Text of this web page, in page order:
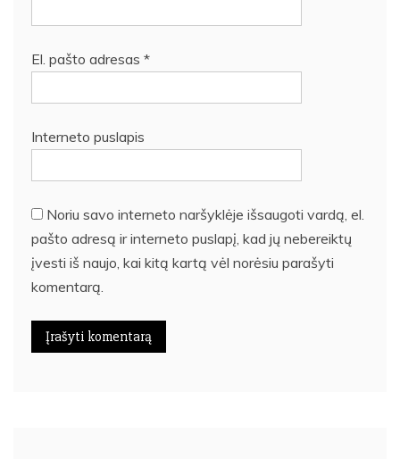
El. pašto adresas *
Interneto puslapis
Noriu savo interneto naršyklėje išsaugoti vardą, el.
pašto adresą ir interneto puslapį, kad jų nebereiktų
įvesti iš naujo, kai kitą kartą vėl norėsiu parašyti
komentarą.